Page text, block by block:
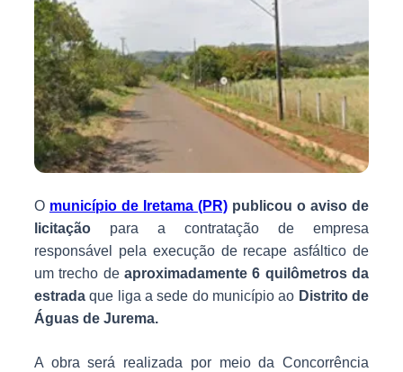
O município de Iretama (PR) publicou o aviso de
licitação para a contratação de empresa
responsável pela execução de recape asfáltico de
um trecho de aproximadamente 6 quilômetros da
estrada que liga a sede do município ao Distrito de
Águas de Jurema.
A obra será realizada por meio da Concorrência